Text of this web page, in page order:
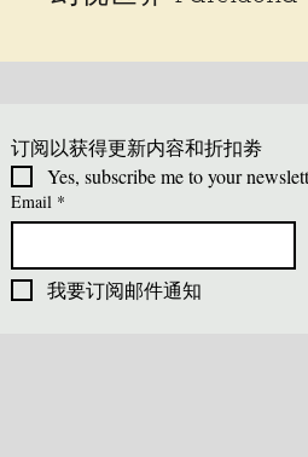
订阅以获得更新内容和折扣劵
Yes, subscribe me to your
Email *
我要订阅邮件通知